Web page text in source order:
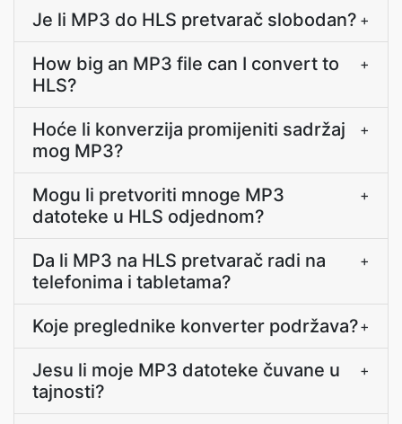
Je li MP3 do HLS pretvarač slobodan? +
How big an MP3 file can I convert to
HLS?
+
Hoće li konverzija promijeniti sadržaj
mog MP3?
+
Mogu li pretvoriti mnoge MP3
datoteke u HLS odjednom?
+
Da li MP3 na HLS pretvarač radi na
telefonima i tabletama?
+
Koje preglednike konverter podržava?+
Jesu li moje MP3 datoteke čuvane u
tajnosti?
+